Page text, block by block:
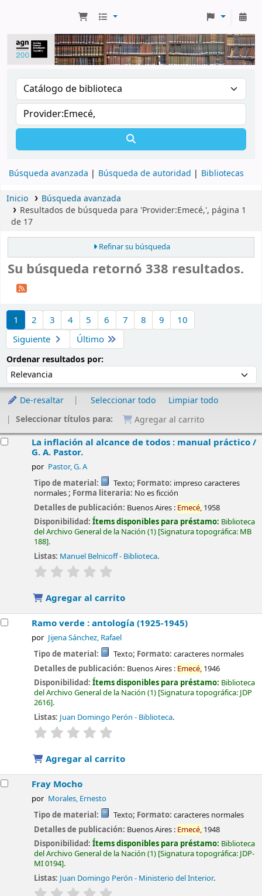
Búsqueda avanzada Búsqueda de autoridad Bibliotecas
Inicio
Búsqueda avanzada
Resultados de búsqueda para 'Provider:Emecé,', página 1
de 17
Refinar su búsqueda
Su búsqueda retornó 338 resultados.
1
2 3 4 5 6 7 8 9
10
Siguiente
Último
Ordenar resultados por:
De-resaltar Seleccionar todo
Limpiar todo
Seleccionar títulos para:
Agregar al carrito
La inflación al alcance de todos : manual práctico /
G. A. Pastor.
por Pastor, G. A
Tipo de material: Texto; Formato: impreso caracteres
normales; Forma literaria: No es ficción
Detalles de publicación: Buenos Aires : Emecé, 1958
Disponibilidad:Ítems disponibles para préstamo: Biblioteca
del Archivo General de la Nación (1) Signatura topográfica: MB
188 .
Listas: Manuel Belnicoff - Biblioteca.
valoración
Agregar al carrito
Ramo verde : antología (1925-1945)
por Jijena Sánchez, Rafael
Tipo de material: Texto; Formato: caracteres normales
Detalles de publicación: Buenos Aires : Emecé, 1946
Disponibilidad:Ítems disponibles para préstamo: Biblioteca
del Archivo General de la Nación (1) Signatura topográfica: JDP
2616 .
Listas: Juan Domingo Perón - Biblioteca.
valoración
Agregar al carrito
Fray Mocho
por Morales, Ernesto
Tipo de material: Texto; Formato: caracteres normales
Detalles de publicación: Buenos Aires : Emecé, 1948
Disponibilidad:Ítems disponibles para préstamo: Biblioteca
del Archivo General de la Nación (1) Signatura topográfica: JDP-
MI 0194 .
Listas: Juan Domingo Perón - Ministerio del Interior.
valoración